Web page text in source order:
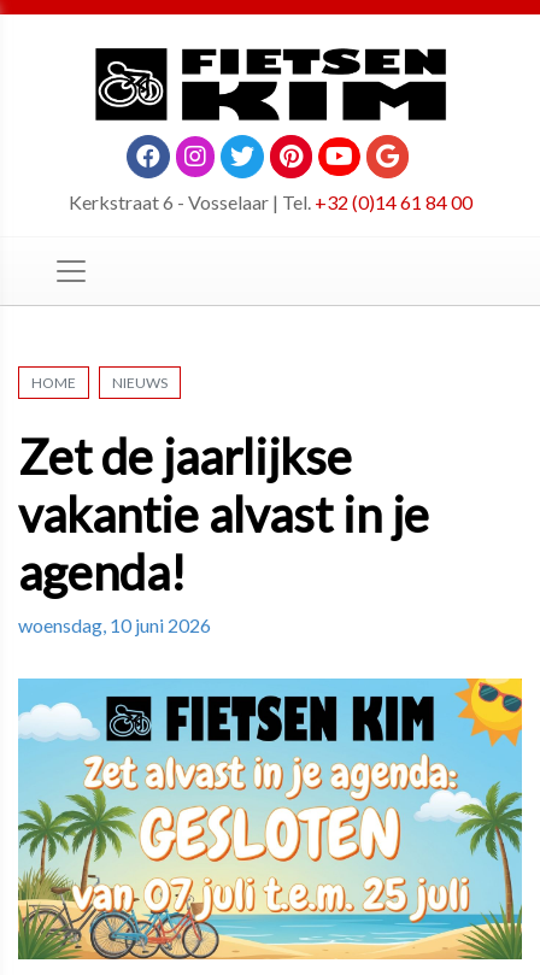
Kerkstraat 6 - Vosselaar | Tel. +32 (0)14 61 84 00
HOME NIEUWS
Zet de jaarlijkse
vakantie alvast in je
agenda!
woensdag, 10 juni 2026